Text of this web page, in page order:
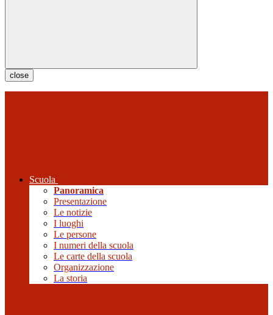
close
Scuola
Panoramica
Presentazione
Le notizie
I luoghi
Le persone
I numeri della scuola
Le carte della scuola
Organizzazione
La storia